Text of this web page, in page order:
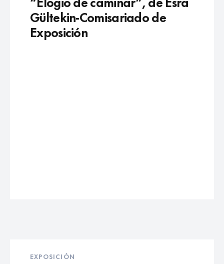
Gültekin-Comisariado de
Exposición
EXPOSICIÓN